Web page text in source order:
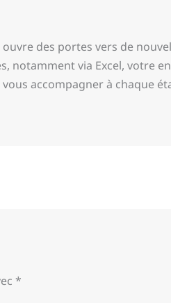
des portes vers de
notamment via Excel, votre
accompagner à chaque
*